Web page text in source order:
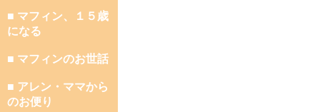
■ マフィン、１５歳
になる
■ マフィンのお世話
■ アレン・ママから
のお便り